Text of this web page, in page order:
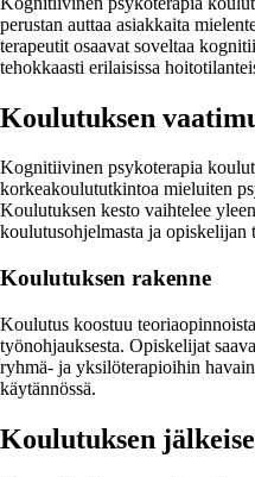
perustan auttaa asiakkaita
terapeutit osaavat soveltaa
tehokkaasti erilaisissa
Koulutuksen
Kognitiivinen psykoterapia
korkeakoulututkintoa mieluiten
Koulutuksen kesto vaihtelee
koulutusohjelmasta ja opiskelijan
Koulutuksen rakenne
Koulutus koostuu
työnohjauksesta. Opiskelijat
ryhmä- ja yksilöterapioihin
käytännössä.
Koulutuksen